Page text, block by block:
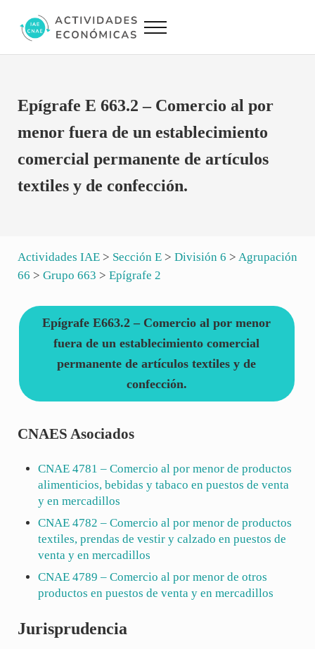
Actividades Económicas IAE CNAE
Menu
Epígrafe E 663.2 – Comercio al por
menor fuera de un establecimiento
comercial permanente de artículos
textiles y de confección.
Actividades IAE> Sección E> División 6 > Agrupación
66 > Grupo 663 > Epígrafe 2
Epígrafe E663.2 – Comercio al por menor
fuera de un establecimiento comercial
permanente de artículos textiles y de
confección.
CNAES Asociados
CNAE4781 – Comercio al por menor de productos
alimenticios, bebidas y tabaco en puestos de venta
y en mercadillos
CNAE4782 – Comercio al por menor de productos
textiles, prendas de vestir y calzado en puestos de
venta y en mercadillos
CNAE4789 – Comercio al por menor de otros
productos en puestos de venta y en mercadillos
Jurisprudencia